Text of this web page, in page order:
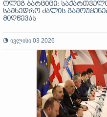
ოლეგ ბარციცი:
სამხედრო ძალის
მიღწევას
ივლისი 03 2026